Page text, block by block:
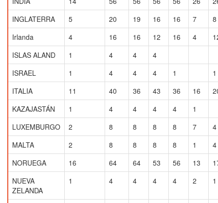
INGLATERRA
5 20 19 16 16 7
8
Irlanda
4 16 16 12 16 4
ISLAS ALAND
1 4 4
4
ISRAEL
1 4 4 4 1
1
ITALIA
11 40 36 43 36 16
KAZAJASTÁN
1 4 4 4 4
1
LUXEMBURGO
2 8 8 8 8 7
4
MALTA
2 8 8 8 8 1
4
NORUEGA
16 64 64 53 56 13
NUEVA
ZELANDA
1 4 4 4 4 2 1